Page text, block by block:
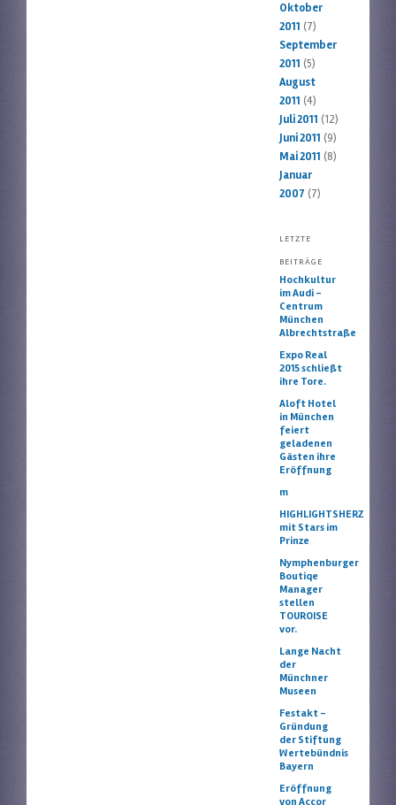
Oktober
2011 (7)
September
2011 (5)
August
2011 (4)
Juli 2011 (12)
Juni 2011 (9)
Mai 2011 (8)
Januar
2007 (7)
LETZTE
BEITRÄGE
Hochkultur
im Audi –
Centrum
München
Albrechtstraße
Expo Real
2015 schließt
ihre Tore.
Aloft Hotel
in München
feiert
geladenen
Gästen ihre
Eröffnung
m
HIGHLIGHTSHERZ
mit Stars im
Prinze
Nymphenburger
Boutiqe
Manager
stellen
TOUROISE
vor.
Lange Nacht
der
Münchner
Museen
Festakt –
Gründung
der Stiftung
Wertebündnis
Bayern
Eröffnung
von Accor